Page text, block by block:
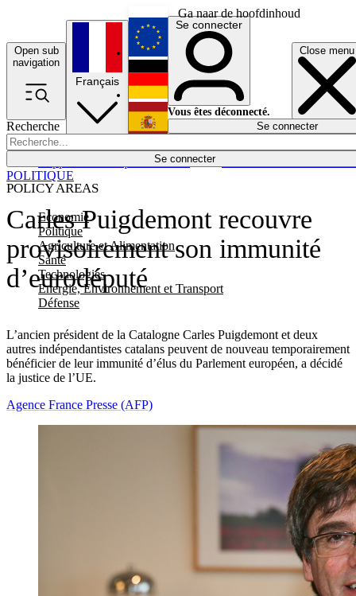
Ga naar de hoofdinhoud
Open sub
navigation
Close menu
Recherche
Se connecter
POLICY AREAS
Economie
Politique
Agriculture et Alimentation
Santé
Technologies
Energie, Environnement et Transport
Défense
Économie
Français
English
Deutsch
Español
Se connecter
Vous êtes déconnecté.
Se connecter
Carles Puigdemont recouvre
provisoirement son immunité
d’eurodéputé
L’ancien président de la Catalogne Carles Puigdemont et deux
autres indépendantistes catalans peuvent de nouveau temporairement
bénéficier de leur immunité d’élus du Parlement européen, a décidé
la justice de l’UE.
POLITIQUE
Agence France Presse (AFP)